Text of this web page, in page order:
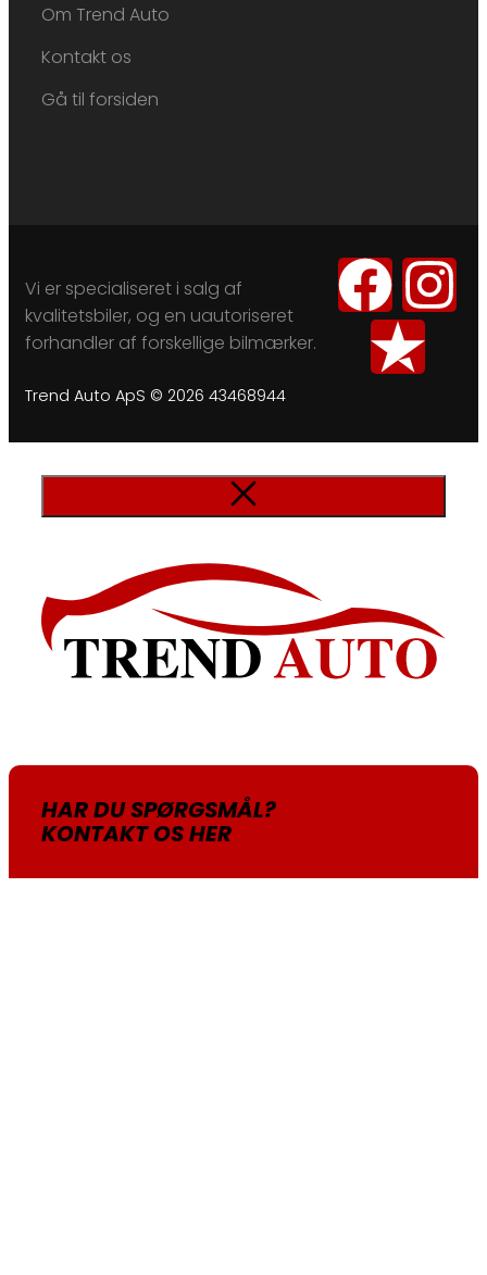
Om Trend Auto
Kontakt os
Gå til forsiden
Vi er specialiseret i salg af
kvalitetsbiler, og en uautoriseret
forhandler af forskellige bilmærker.
Trend Auto ApS © 2026 43468944
HAR DU SPØRGSMÅL?
KONTAKT OS HER